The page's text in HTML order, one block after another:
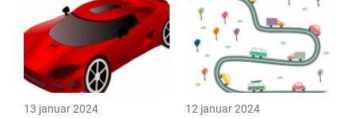
13 januar 2024 12 januar 2024